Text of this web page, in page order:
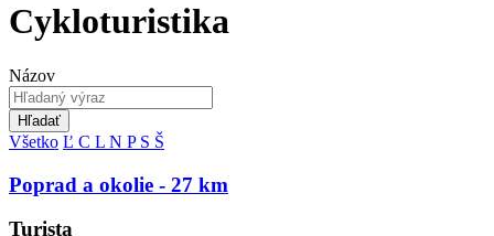
Cykloturistika
Názov
Hľadať
Všetko Ľ C L N P S Š
Poprad a okolie - 27 km
Turista